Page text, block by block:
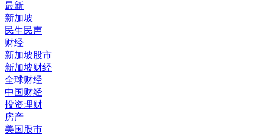
最新
新加坡
民生民声
财经
新加坡股市
新加坡财经
全球财经
中国财经
投资理财
房产
美国股市